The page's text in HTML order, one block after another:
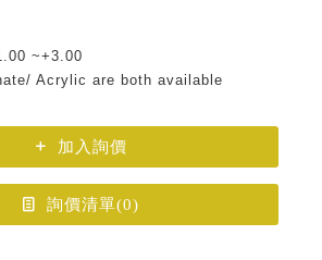
~+3.00
Acrylic are both available
加入詢價
詢價清單(0)